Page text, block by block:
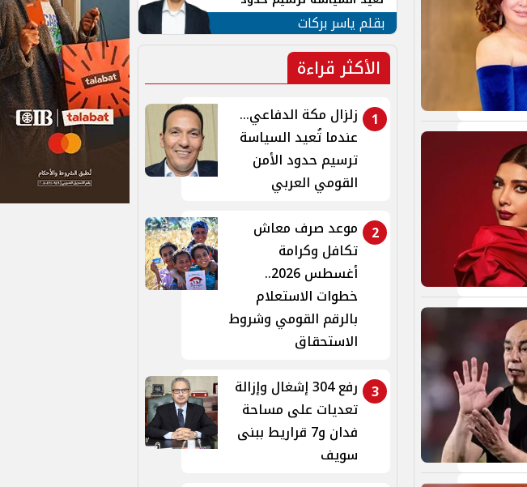
الأمن القومي العربي
بقلم ياسر بركات
الأكثر قراءة
1
زلزال مكة الدفاعي...
عندما تُعيد السياسة
ترسيم حدود الأمن
القومي العربي
2
موعد صرف معاش
تكافل وكرامة
أغسطس 2026..
خطوات الاستعلام
بالرقم القومي وشروط
الاستحقاق
3
رفع 304 إشغال وإزالة
تعديات على مساحة
فدان و7 قراريط ببنى
سويف